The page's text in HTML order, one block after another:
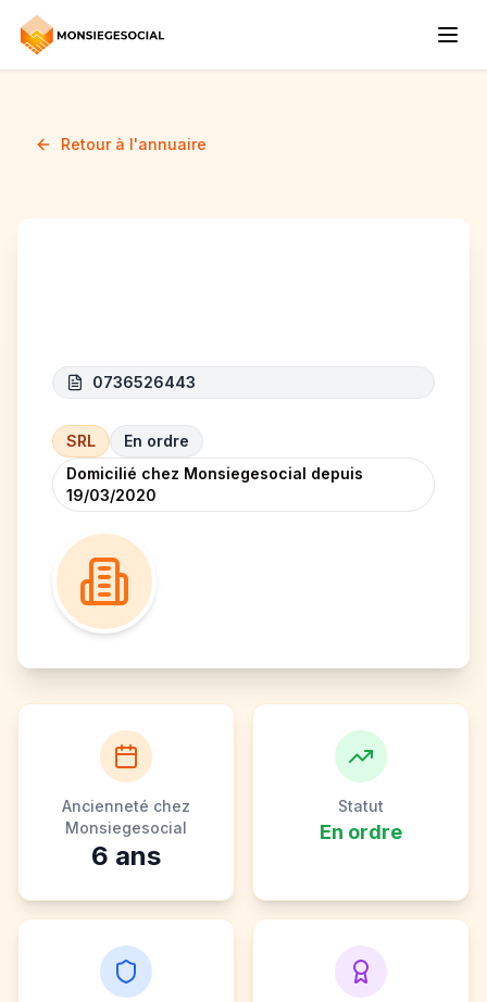
Retour à l'annuaire
0736526443
SRL
En ordre
Domicilié chez Monsiegesocial depuis
19/03/2020
Ancienneté chez
Monsiegesocial
6 ans
Statut
En ordre